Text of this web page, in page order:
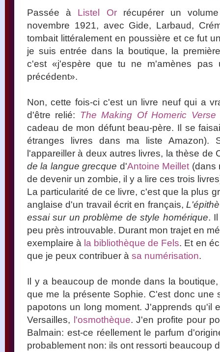
Passée à Listel Orrécupérer un
novembre 1921, avec Gide, Larbaud,
tombait littéralement en poussière et ce fut
je suis entrée dans la boutique, la
c'est «j'espère que tu ne m'amènes
précédent».
Non, cette fois-ci c'est un livre neuf qui a
d'être relié: The Making Of Homeric Verse
cadeau de mon défunt beau-père. Il se
étranges livres dans ma liste Amazon).
l'appareiller à deux autres livres, la thèse de
de la langue grecque d'Antoine Meillet (dans
de devenir un zombie, il y a lire ces trois
La particularité de ce livre, c'est que la plus
anglaise d'un travail écrit en français,
essai sur un problème de style homérique.
peu près introuvable. Durant mon trajet en
exemplaire à la bibliothèque de Fels. Et en
que je peux contribuer à sa numérisation.
Il y a beaucoup de monde dans la
que me la présente Sophie. C'est donc une
papotons un long moment. J'apprends qu'il
Versailles, l'osmothèque. J'en profite pour
Balmain: est-ce réellement le parfum
probablement non: ils ont ressorti beaucoup